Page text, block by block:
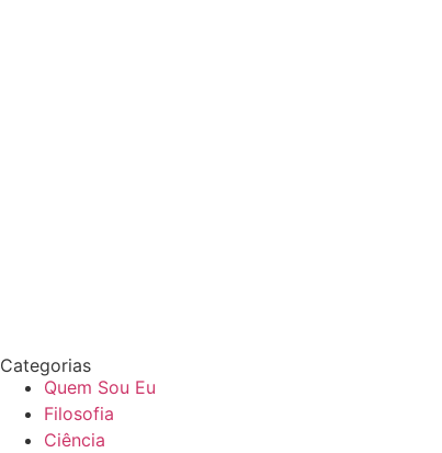
Categorias
Quem Sou Eu
Filosofia
Ciência